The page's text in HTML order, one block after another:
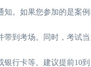
知。如果您参加的是案
带到考场。同时，考试
行卡等。建议提前10